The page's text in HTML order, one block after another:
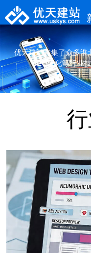
优天建站收集了众多淮
SEO优化等行业